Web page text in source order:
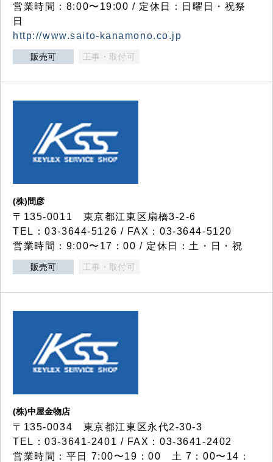
営業時間：8:00〜19:00 / 定休日：日曜日・祝祭
日
http://www.saito-kanamono.co.jp
販売可 工事・取付可
(株)間彦
〒135-0011 東京都江東区扇橋3-2-6
TEL：03-3644-5126 / FAX：03-3644-5120
営業時間：9:00〜17：00 / 定休日：土・日・祝
販売可 工事・取付可
(株)中屋金物店
〒135-0034 東京都江東区永代2-30-3
TEL：03-3641-2401 / FAX：03-3641-2402
営業時間：平日 7:00〜19：00 土 7：00〜14：